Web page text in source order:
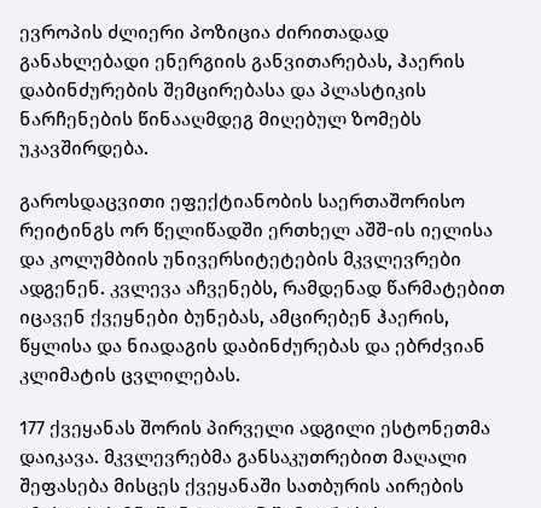
ევროპის ძლიერი პოზიცია ძირითადად
განახლებადი ენერგიის განვითარებას, ჰაერის
დაბინძურების შემცირებასა და პლასტიკის
ნარჩენების წინააღმდეგ მიღებულ ზომებს
უკავშირდება.
გაროსდაცვითი ეფექტიანობის საერთაშორისო
რეიტინგს ორ წელიწადში ერთხელ აშშ-ის იელისა
და კოლუმბიის უნივერსიტეტების მკვლევრები
ადგენენ. კვლევა აჩვენებს, რამდენად წარმატებით
იცავენ ქვეყნები ბუნებას, ამცირებენ ჰაერის,
წყლისა და ნიადაგის დაბინძურებას და ებრძვიან
კლიმატის ცვლილებას.
177 ქვეყანას შორის პირველი ადგილი ესტონეთმა
დაიკავა. მკვლევრებმა განსაკუთრებით მაღალი
შეფასება მისცეს ქვეყანაში სათბურის აირების